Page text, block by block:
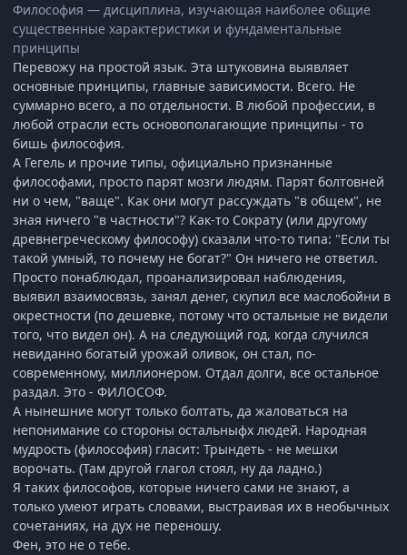
Философия — дисциплина, изучающая наиболее общие
существенные характеристики и фундаментальные
принципы
Перевожу на простой язык. Эта штуковина выявляет
основные принципы, главные зависимости. Всего. Не
суммарно всего, а по отдельности. В любой профессии, в
любой отрасли есть основополагающие принципы - то
бишь философия.
А Гегель и прочие типы, официально признанные
философами, просто парят мозги людям. Парят болтовней
ни о чем, "ваще". Как они могут рассуждать "в общем", не
зная ничего "в частности"? Как-то Сократу (или другому
древнегреческому философу) сказали что-то типа: "Если ты
такой умный, то почему не богат?" Он ничего не ответил.
Просто понаблюдал, проанализировал наблюдения,
выявил взаимосвязь, занял денег, скупил все маслобойни в
окрестности (по дешевке, потому что остальные не видели
того, что видел он). А на следующий год, когда случился
невиданно богатый урожай оливок, он стал, по-
современному, миллионером. Отдал долги, все остальное
раздал. Это - ФИЛОСОФ.
А нынешние могут только болтать, да жаловаться на
непонимание со стороны остальныфх людей. Народная
мудрость (философия) гласит: Трындеть - не мешки
ворочать. (Там другой глагол стоял, ну да ладно.)
Я таких философов, которые ничего сами не знают, а
только умеют играть словами, выстраивая их в необычных
сочетаниях, на дух не переношу.
Фен, это не о тебе.